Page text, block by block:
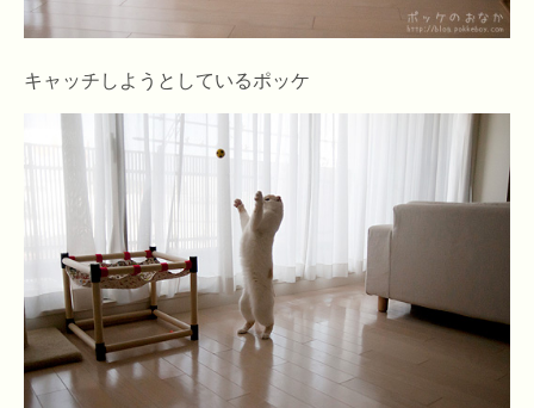
キャッチしようとしているポッケ